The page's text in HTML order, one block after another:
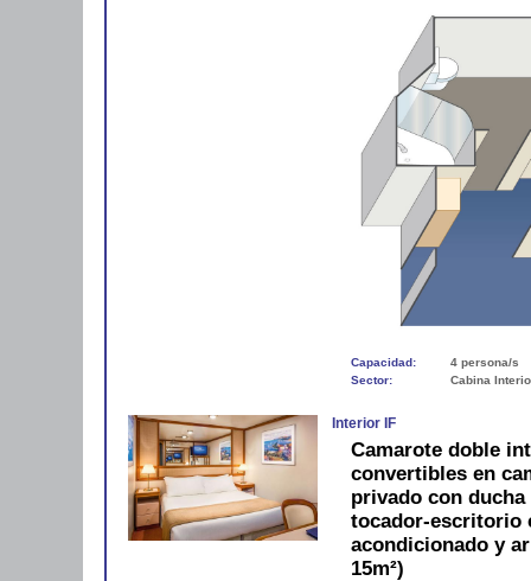
Capacidad:
4 persona/s
Sector:
Cabina
Interior IF
Camarote doble
convertibles en
privado con
tocador-escritorio
acondicionado y
15m²)